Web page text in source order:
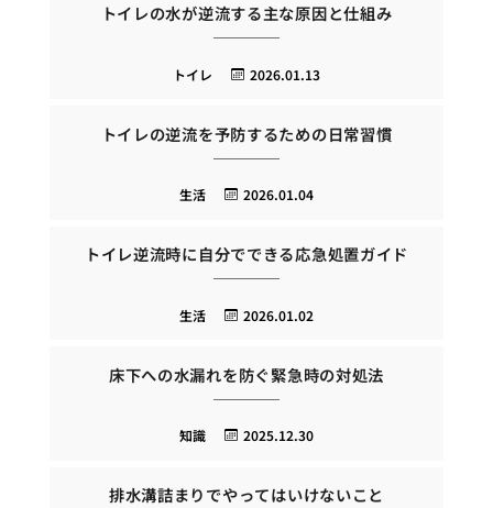
トイレの水が逆流する主な原因と仕組み
2026.01.13
トイレ
トイレの逆流を予防するための日常習慣
2026.01.04
生活
トイレ逆流時に自分でできる応急処置ガイド
2026.01.02
生活
床下への水漏れを防ぐ緊急時の対処法
2025.12.30
知識
排水溝詰まりでやってはいけないこと